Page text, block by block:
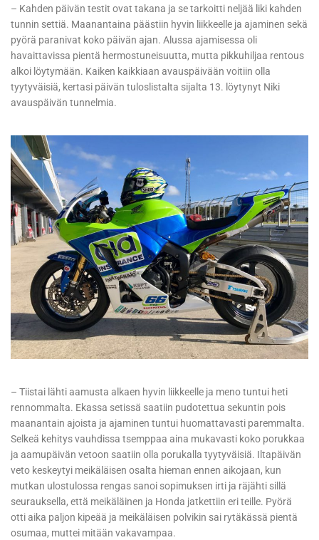
– Kahden päivän testit ovat takana ja se tarkoitti neljää liki kahden
tunnin settiä. Maanantaina päästiin hyvin liikkeelle ja ajaminen sekä
pyörä paranivat koko päivän ajan. Alussa ajamisessa oli
havaittavissa pientä hermostuneisuutta, mutta pikkuhiljaa rentous
alkoi löytymään. Kaiken kaikkiaan avauspäivään voitiin olla
tyytyväisiä, kertasi päivän tuloslistalta sijalta 13. löytynyt Niki
avauspäivän tunnelmia.
– Tiistai lähti aamusta alkaen hyvin liikkeelle ja meno tuntui heti
rennommalta. Ekassa setissä saatiin pudotettua sekuntin pois
maanantain ajoista ja ajaminen tuntui huomattavasti paremmalta.
Selkeä kehitys vauhdissa tsemppaa aina mukavasti koko porukkaa
ja aamupäivän vetoon saatiin olla porukalla tyytyväisiä. Iltapäivän
veto keskeytyi meikäläisen osalta hieman ennen aikojaan, kun
mutkan ulostulossa rengas sanoi sopimuksen irti ja räjähti sillä
seurauksella, että meikäläinen ja Honda jatkettiin eri teille. Pyörä
otti aika paljon kipeää ja meikäläisen polvikin sai rytäkässä pientä
osumaa, muttei mitään vakavampaa.